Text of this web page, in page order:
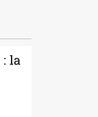
: la